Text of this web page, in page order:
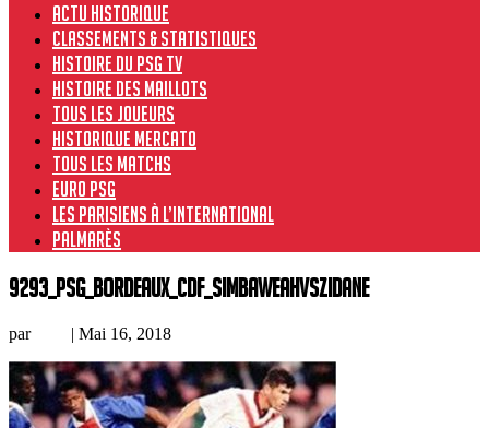
Actu historique
Classements & Statistiques
Histoire du PSG TV
Histoire des maillots
Tous les joueurs
Historique Mercato
Tous les matchs
Euro PSG
Les Parisiens à l’international
Palmarès
9293_PSG_Bordeaux_CdF_SimbaWeahvsZidane
par | Mai 16, 2018